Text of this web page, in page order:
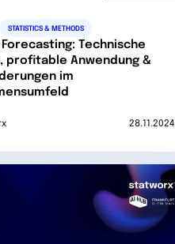
STATISTICS & METHODS
Technische
profitable Anwendung &
im
28.11.2024